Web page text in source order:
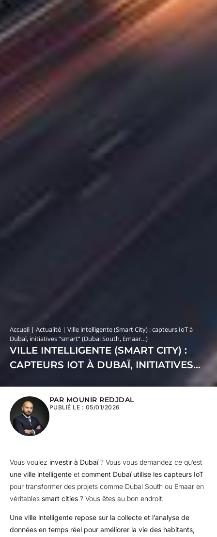
Accueil | Actualité | Ville intelligente (Smart City) : capteurs IoT à
Dubaï, initiatives “smart” (Dubai South, Emaar…)
VILLE INTELLIGENTE (SMART CITY) :
CAPTEURS IOT À DUBAÏ, INITIATIVES
PAR MOUNIR REDJDAL
PUBLIÉ LE : 05/01/2026
Vous voulez investir à Dubaï? Vous vous demandez ce qu’est
une ville intelligente et comment Dubaï utilise les capteurs IoT
pour transformer des projets comme Dubai South ou Emaar en
véritables smart cities ? Vous êtes au bon endroit.
Une ville intelligente repose sur la collecte et l’analyse de
données en temps réel pour améliorer la vie des habitants,